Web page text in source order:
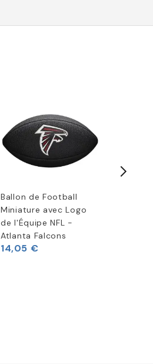
Ballon de Football
Miniature avec Logo
de l'Équipe NFL -
Atlanta Falcons
14,05 €